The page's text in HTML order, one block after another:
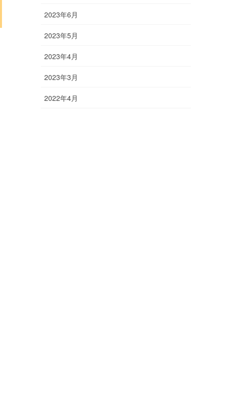
2023年6月
2023年5月
2023年4月
2023年3月
2022年4月